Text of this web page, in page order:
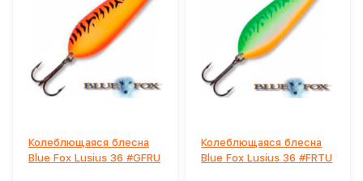
Колеблющаяся блесна
Blue Fox Lusius 36 #GFRU
Колеблющаяся блесна
Blue Fox Lusius 36 #FRTU